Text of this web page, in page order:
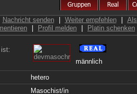
Nachricht senden Weiter empfehlen
Profil melden Platin schenken
männlich
hetero
Masochist/in